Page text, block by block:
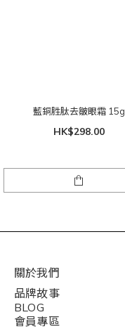
藍銅胜肽去皺眼霜 15g
HK$298.00
關於我們
品牌故事
BLOG
會員專區